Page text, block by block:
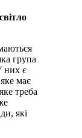
група
них є
має
треба
які